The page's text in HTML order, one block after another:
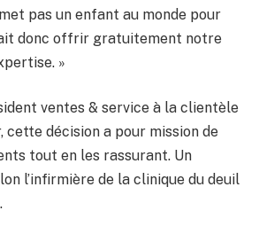
pas un enfant au monde pour
donc offrir gratuitement notre
»
ventes & service à la clientèle
cette décision a pour mission de
tout en les rassurant. Un
l’infirmière de la clinique du deuil